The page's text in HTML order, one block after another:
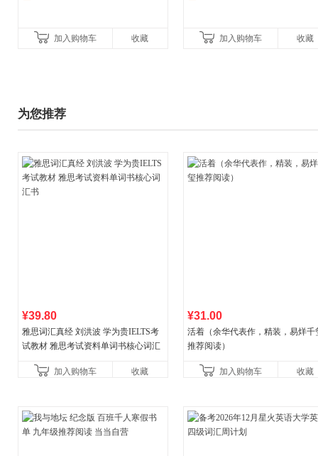
加入购物车 收藏 加入购物车 收藏
为您推荐
¥39.80
雅思词汇真经 刘洪波 学为贵IELTS考
试教材 雅思考试资料单词书核心词汇
加入购物车
收藏
¥31.00
活着（余华代表作，精装，易烊千
推荐阅读）
加入购物车 收藏